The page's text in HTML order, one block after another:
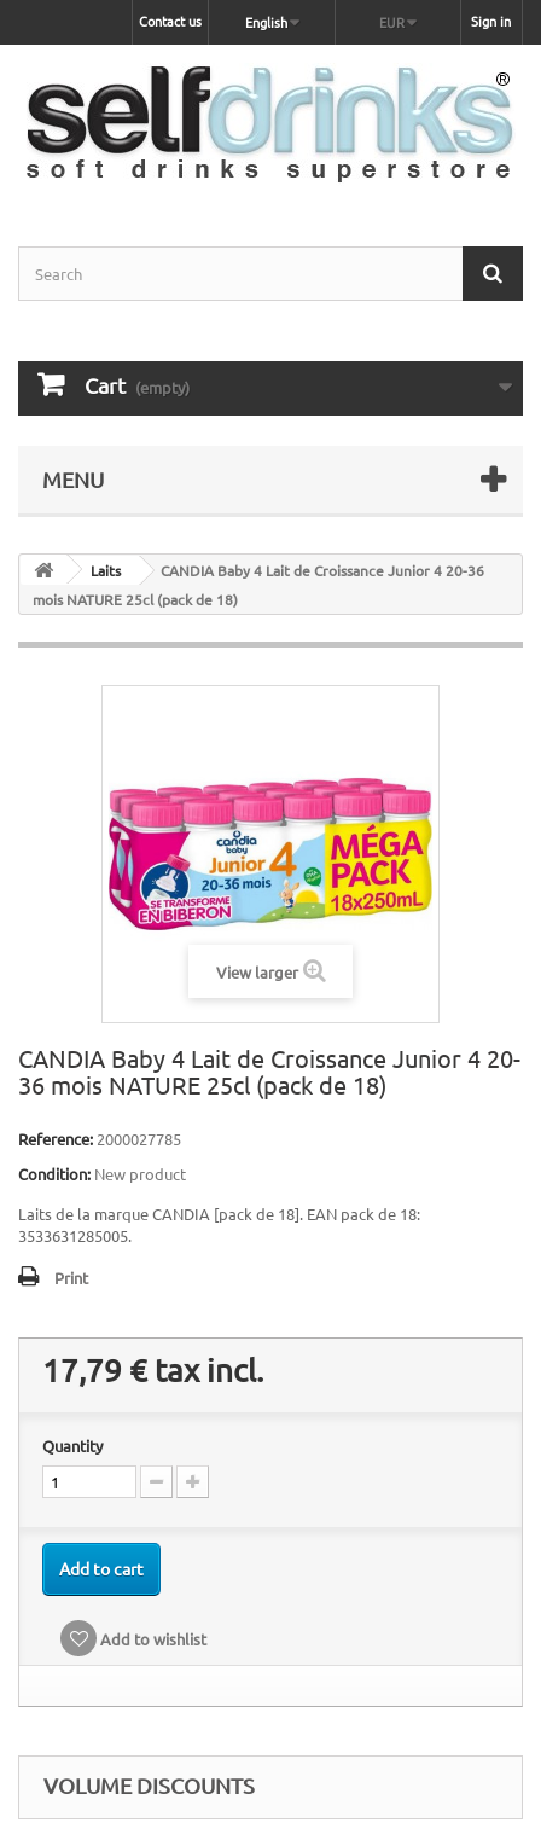
Sign in
EUR
English
Contact us
Cart (empty)
MENU
Laits
CANDIA Baby 4 Lait de Croissance Junior 4 20-36
mois NATURE 25cl (pack de 18)
View larger
CANDIA Baby 4 Lait de Croissance Junior 4 20-
36 mois NATURE 25cl (pack de 18)
Reference: 2000027785
Condition: New product
Laits de la marque CANDIA [pack de 18]. EAN pack de 18:
3533631285005.
Print
17,79 €tax incl.
Quantity
Add to cart
Add to wishlist
VOLUME DISCOUNTS